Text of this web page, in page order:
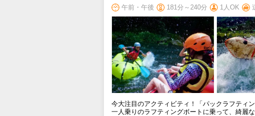
午前・午後 181分～240分 1人OK
今大注目のアクティビティ！「パックラフティン
一人乗りのラフティングボートに乗って、綺麗